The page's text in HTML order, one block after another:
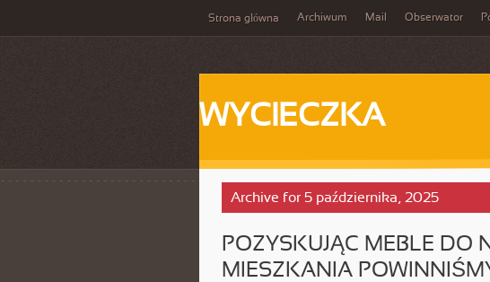
Strona główna Archiwum Mail Obserwator
WYCIECZKA
Archive for 5 października, 2025
POZYSKUJĄC MEBLE DO
MIESZKANIA